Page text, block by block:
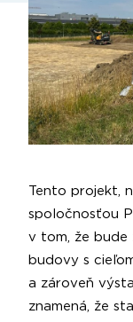
Tento projekt,
spoločnosťou
v tom, že bude
budovy s
a zároveň
znamená, že